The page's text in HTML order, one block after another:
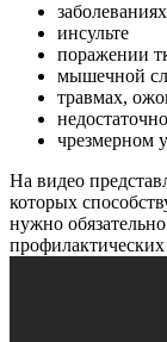
инсульте
поражении
мышечной
травмах,
чрезмерном
На видео
которых
нужно
профилактических